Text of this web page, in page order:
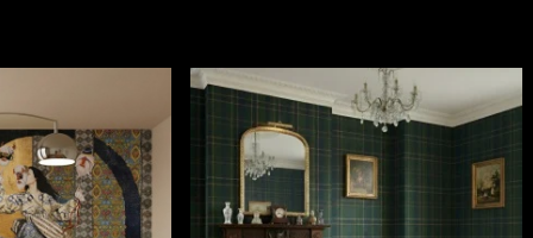
sophistiquée, conçu pour des intérieurs où le
Fire Retardant
, ce qui le rend
Standard 100
résistance à l’usure, avec60.000 rubs
au test
ainsi que par sa conformité au test